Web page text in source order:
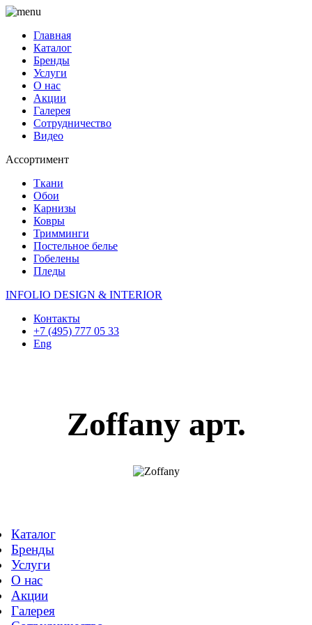
Главная
Каталог
Бренды
Услуги
О нас
Акции
Галерея
Сотрудничество
Видео
Ассортимент
Ткани
Обои
Карнизы
Ковры
Тримминги
Постельное белье
Гобелены
Пледы
INFOLIO DESIGN & INTERIOR
Контакты
+7 (495) 777 05 33
Eng
Zoffany арт.
Каталог
Бренды
Услуги
О нас
Акции
Галерея